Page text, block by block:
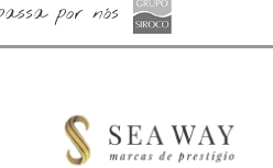
por nós